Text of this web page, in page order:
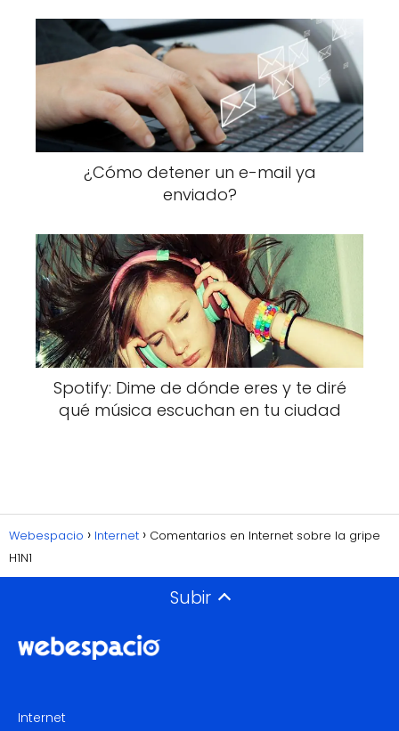
¿Cómo detener un e-mail ya
enviado?
Spotify: Dime de dónde eres y te diré
qué música escuchan en tu ciudad
Webespacio Internet
Comentarios en Internet sobre la gripe
H1N1
Subir
Internet